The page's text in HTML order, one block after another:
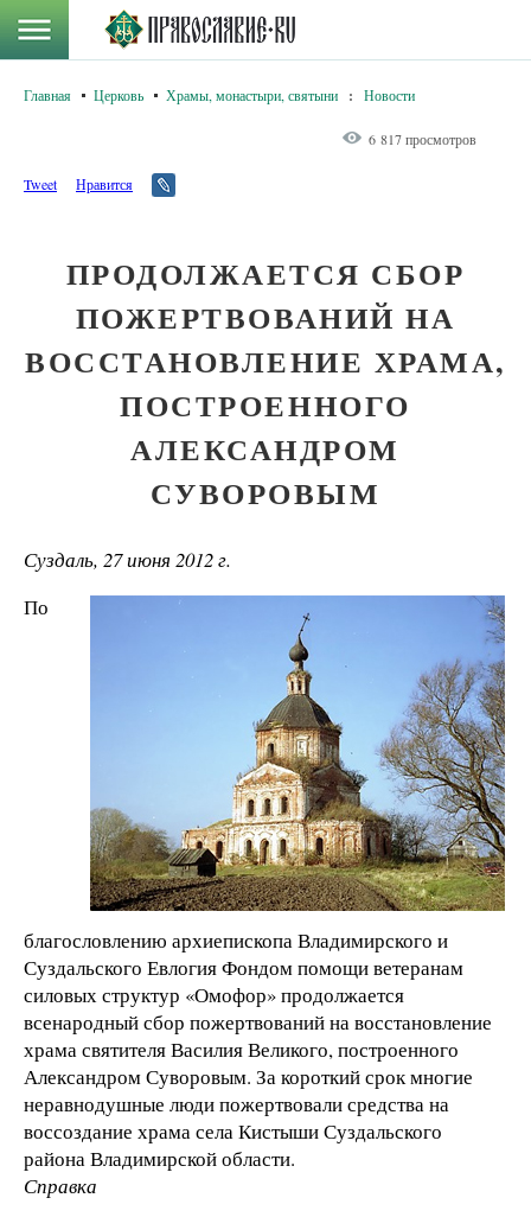
Главная Церковь Храмы, монастыри, святыни : Новости
6 817 просмотров
Tweet Нравится
ПРОДОЛЖАЕТСЯ СБОР
ПОЖЕРТВОВАНИЙ НА
ВОССТАНОВЛЕНИЕ ХРАМА,
ПОСТРОЕННОГО
АЛЕКСАНДРОМ
СУВОРОВЫМ
Суздаль, 27 июня 2012 г.
По
благословлению архиепископа Владимирского и
Суздальского Евлогия Фондом помощи ветеранам
силовых структур «Омофор» продолжается
всенародный сбор пожертвований на восстановление
храма святителя Василия Великого, построенного
Александром Суворовым. За короткий срок многие
неравнодушные люди пожертвовали средства на
воссоздание храма села Кистыши Суздальского
района Владимирской области.
Справка